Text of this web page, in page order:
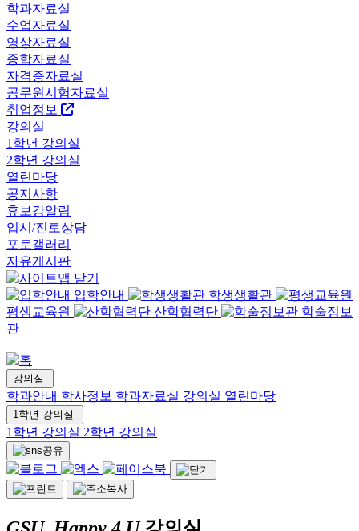
학과자료실
수업자료실
영상자료실
종합자료실
자격증자료실
공무원시험자료실
취업정보
강의실
1학년 강의실
2학년 강의실
열린마당
공지사항
휴보강알림
입시/진로상담
포토갤러리
자유게시판
입학안내
학생생활관
평생교육원
산학협력단
학술정보
관
강의실
학과안내 학사정보 학과자료실 강의실 열린마당
1학년 강의실
1학년 강의실 2학년 강의실